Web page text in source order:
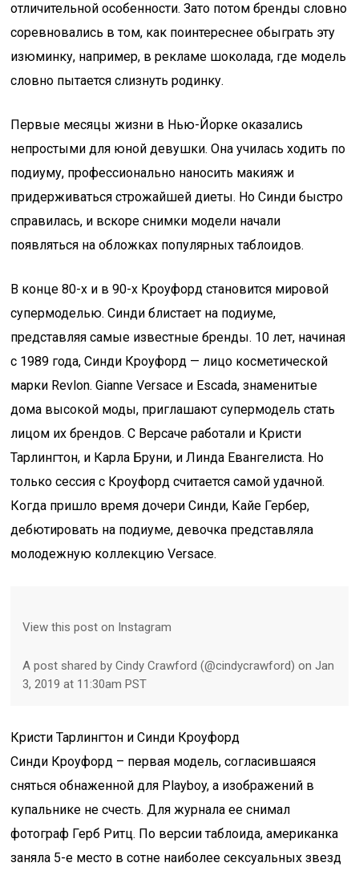
отличительной особенности. Зато потом бренды словно
соревновались в том, как поинтереснее обыграть эту
изюминку, например, в рекламе шоколада, где модель
словно пытается слизнуть родинку.
Первые месяцы жизни в Нью-Йорке оказались
непростыми для юной девушки. Она училась ходить по
подиуму, профессионально наносить макияж и
придерживаться строжайшей диеты. Но Синди быстро
справилась, и вскоре снимки модели начали
появляться на обложках популярных таблоидов.
В конце 80-х и в 90-х Кроуфорд становится мировой
супермоделью. Синди блистает на подиуме,
представляя самые известные бренды. 10 лет, начиная
с 1989 года, Синди Кроуфорд — лицо косметической
марки Revlon. Gianne Versace и Escada, знаменитые
дома высокой моды, приглашают супермодель стать
лицом их брендов. С Версаче работали и Кристи
Тарлингтон, и Карла Бруни, и Линда Евангелиста. Но
только сессия с Кроуфорд считается самой удачной.
Когда пришло время дочери Синди, Кайе Гербер,
дебютировать на подиуме, девочка представляла
молодежную коллекцию Versace.
View this post on Instagram
A post shared by Cindy Crawford (@cindycrawford) on Jan
3, 2019 at 11:30am PST
Кристи Тарлингтон и Синди Кроуфорд
Синди Кроуфорд – первая модель, согласившаяся
сняться обнаженной для Playboy, а изображений в
купальнике не счесть. Для журнала ее снимал
фотограф Герб Ритц. По версии таблоида, американка
заняла 5-е место в сотне наиболее сексуальных звезд